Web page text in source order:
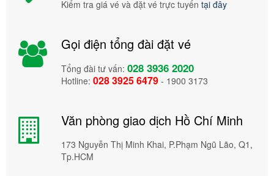
Kiểm tra giá vé và đặt vé trực tuyến tại đây
Gọi điện tổng đài đặt vé
Tổng đài tư vấn: 028 3936 2020
Hotline: 028 3925 6479 - 1900 3173
Văn phòng giao dịch Hồ Chí Minh
173 Nguyễn Thị Minh Khai, P.Phạm Ngũ Lão, Q1,
Tp.HCM